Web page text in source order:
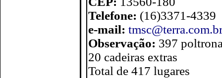
Telefone: (16)3371-4339
e-mail:
Observação: 397
20 cadeiras extras
Total de 417 lugares